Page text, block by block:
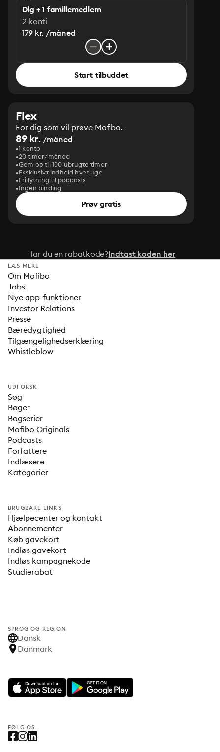
Dig + 1 familiemedlem
2 konti
179 kr. /måned
Start tilbuddet
Flex
For dig som vil prøve Mofibo.
89 kr. /måned
1 konto
20 timer/måned
Gem op til 100 ubrugte timer
Eksklusivt indhold hver uge
Fri lytning til podcasts
Ingen binding
Prøv gratis
Har du en rabatkode?Indtast koden her
LÆS MERE
Om Mofibo
Jobs
Nye app-funktioner
Investor Relations
Presse
Bæredygtighed
Tilgængelighedserklæring
Whistleblow
UDFORSK
Søg
Bøger
Bogserier
Mofibo Originals
Podcasts
Forfattere
Indlæsere
Kategorier
BRUGBARE LINKS
Hjælpecenter og kontakt
Abonnementer
Køb gavekort
Indløs gavekort
Indløs kampagnekode
Studierabat
SPROG OG REGION
Dansk
Danmark
FØLG OS